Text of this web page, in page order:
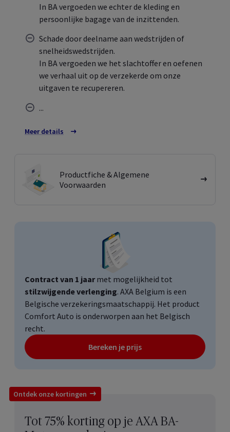
In BA vergoeden we echter de kleding en
persoonlijke bagage van de inzittenden.
Schade door deelname aan wedstrijden of
snelheidswedstrijden.
In BA vergoeden we het slachtoffer en oefenen
we verhaal uit op de verzekerde om onze
uitgaven te recupereren.
...
Meer details over de uitsluitingen
Productfiche & Algemene
Voorwaarden
Contract van 1 jaarmet mogelijkheid tot
stilzwijgende verlenging. AXA Belgium is een
Belgische verzekeringsmaatschappij. Het product
Comfort Auto is onderworpen aan het Belgisch
recht.
Bereken je prijs
Ontdek onze kortingen
Tot 75% korting op je AXA BA-